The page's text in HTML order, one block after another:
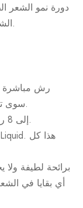
الشعر الصحي، وبالتالي يقلل من تساقط الشعر.
رش مباشرة
سوى تدوير أداة التطبيق العملية لأعلى على الجانب.
5 إلى 8 رشات على كامل فروة الرأس في كل مرة.
أي بقايا في